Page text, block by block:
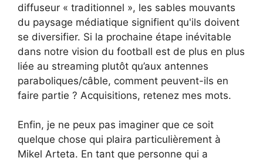
diffuseur « traditionnel », les sables mouvants
du paysage médiatique signifient qu'ils doivent
se diversifier. Si la prochaine étape inévitable
dans notre vision du football est de plus en plus
liée au streaming plutôt qu’aux antennes
paraboliques/câble, comment peuvent-ils en
faire partie ? Acquisitions, retenez mes mots.
Enfin, je ne peux pas imaginer que ce soit
quelque chose qui plaira particulièrement à
Mikel Arteta. En tant que personne qui a